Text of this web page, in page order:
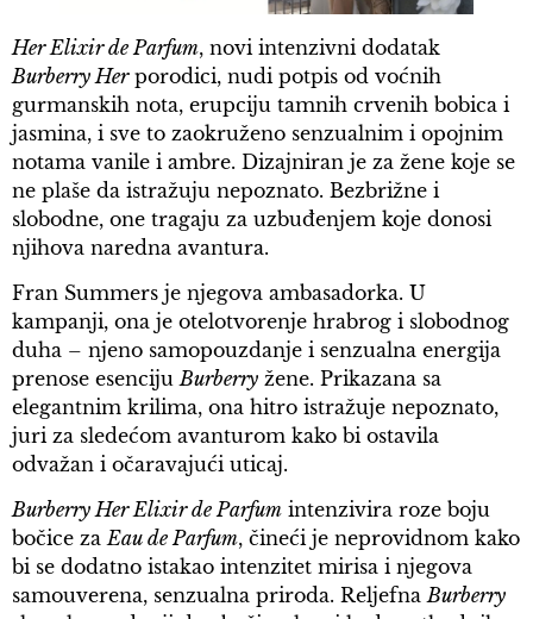
Her Elixir de Parfum, novi intenzivni dodatak
Burberry Herporodici, nudi potpis od voćnih
gurmanskih nota, erupciju tamnih crvenih bobica i
jasmina, i sve to zaokruženo senzualnim i opojnim
notama vanile i ambre. Dizajniran je za žene koje se
ne plaše da istražuju nepoznato. Bezbrižne i
slobodne, one tragaju za uzbuđenjem koje donosi
njihova naredna avantura.
Fran Summers je njegova ambasadorka. U
kampanji, ona je otelotvorenje hrabrog i slobodnog
duha – njeno samopouzdanje i senzualna energija
prenose esencijuBurberry žene. Prikazana sa
elegantnim krilima, ona hitro istražuje nepoznato,
juri za sledećom avanturom kako bi ostavila
odvažan i očaravajući uticaj.
Burberry Her Elixir de Parfum intenzivira roze boju
bočice zaEau de Parfum, čineći je neprovidnom kako
bi se dodatno istakao intenzitet mirisa i njegova
samouverena, senzualna priroda. ReljefnaBurberry